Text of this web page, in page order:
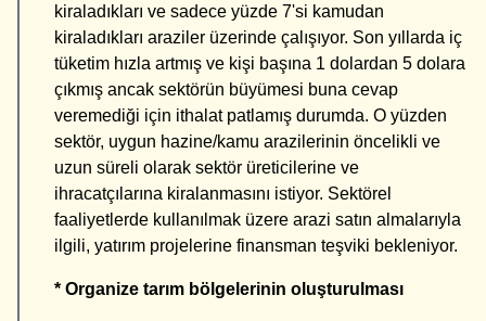
kiraladıkları ve sadece yüzde 7'si kamudan
kiraladıkları araziler üzerinde çalışıyor. Son yıllarda iç
tüketim hızla artmış ve kişi başına 1 dolardan 5 dolara
çıkmış ancak sektörün büyümesi buna cevap
veremediği için ithalat patlamış durumda. O yüzden
sektör, uygun hazine/kamu arazilerinin öncelikli ve
uzun süreli olarak sektör üreticilerine ve
ihracatçılarına kiralanmasını istiyor. Sektörel
faaliyetlerde kullanılmak üzere arazi satın almalarıyla
ilgili, yatırım projelerine finansman teşviki bekleniyor.
* Organize tarım bölgelerinin oluşturulması